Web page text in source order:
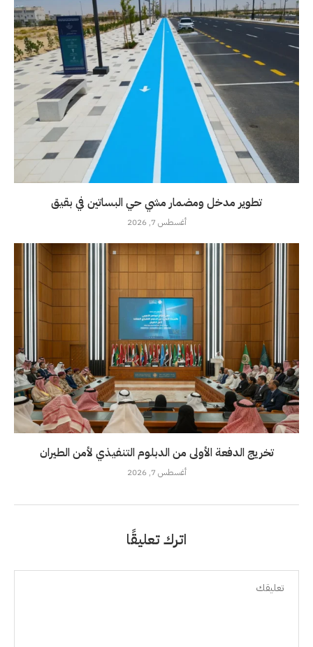
تطوير مدخل ومضمار مشي حي البساتين في بقيق
أغسطس 7, 2026
تخريج الدفعة الأولى من الدبلوم التنفيذي لأمن الطيران
أغسطس 7, 2026
اترك تعليقًا